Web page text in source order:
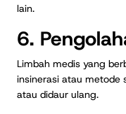
lain.
6.
Limbah medis yang
insinerasi atau metode
atau didaur ulang.